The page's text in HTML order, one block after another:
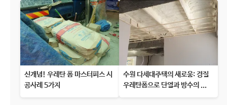
신개념! 우레탄 폼 마스터피스 시
공사례 5가지
수원 다세대주택의 새로움: 경질
우레탄폼으로 단열과 방수의 ...